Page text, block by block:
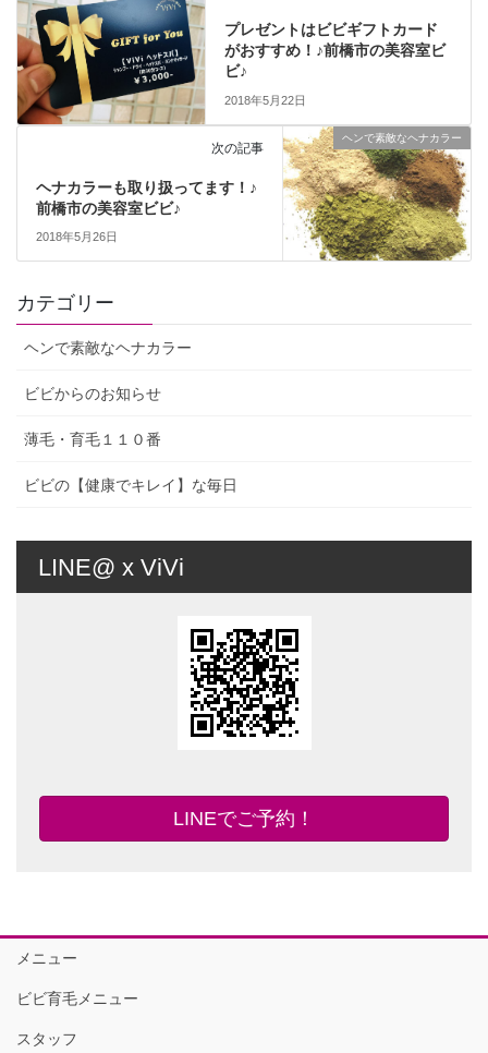
プレゼントはビビギフトカード
がおすすめ！♪前橋市の美容室ビ
ビ♪
2018年5月22日
ヘンで素敵なヘナカラー
次の記事
ヘナカラーも取り扱ってます！♪
前橋市の美容室ビビ♪
2018年5月26日
カテゴリー
ヘンで素敵なヘナカラー
ビビからのお知らせ
薄毛・育毛１１０番
ビビの【健康でキレイ】な毎日
LINE@ x ViVi
LINEでご予約！
メニュー
ビビ育毛メニュー
スタッフ